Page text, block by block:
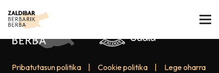
Pribatutasun politika Cookie politika Lege oharra